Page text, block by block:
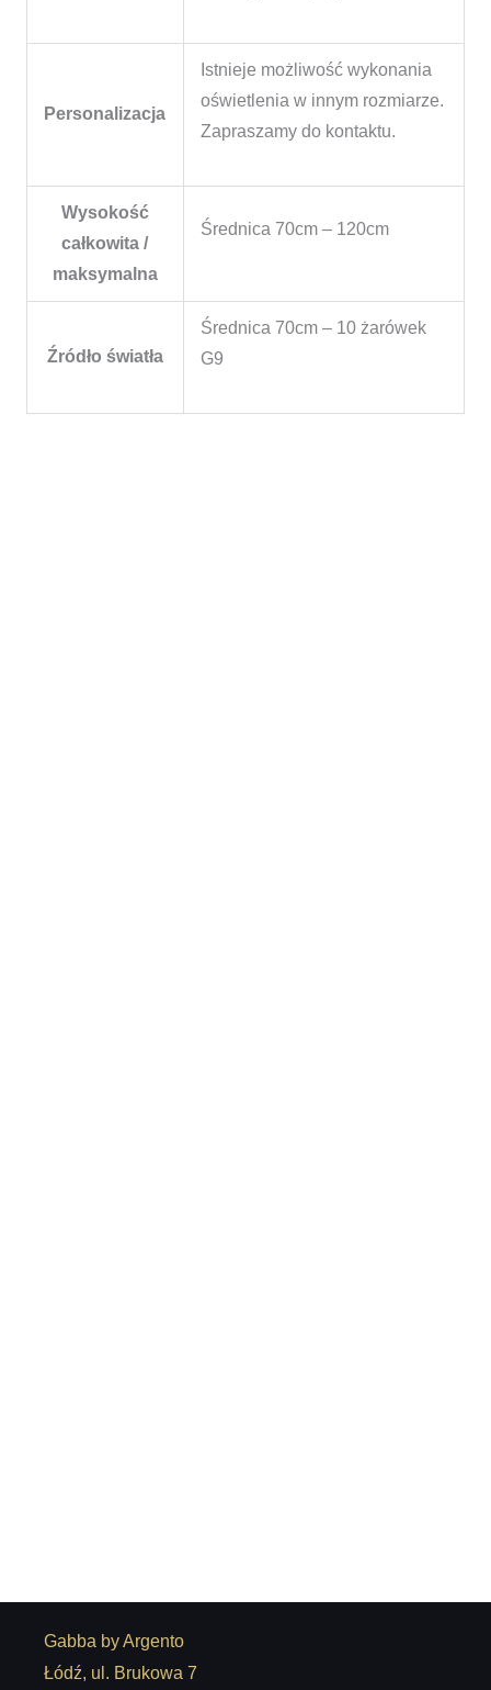
Personalizacja
Istnieje możliwość wykonania
oświetlenia w innym rozmiarze.
Zapraszamy do kontaktu.
Wysokość
całkowita /
maksymalna
Średnica 70cm – 120cm
Źródło światła
Średnica 70cm – 10 żarówek
G9
Gabba by Argento
Łódź, ul. Brukowa 7